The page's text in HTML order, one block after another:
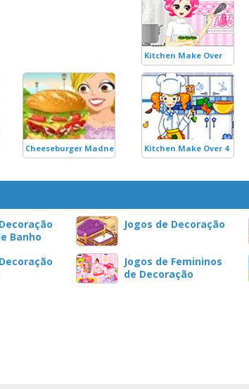
Kitchen Make Over
de Bonecas
Cheeseburger Madness Kitchen Make Over 4
Banho
Jogos de Decoração
Jogos de Femininos
de Decoração